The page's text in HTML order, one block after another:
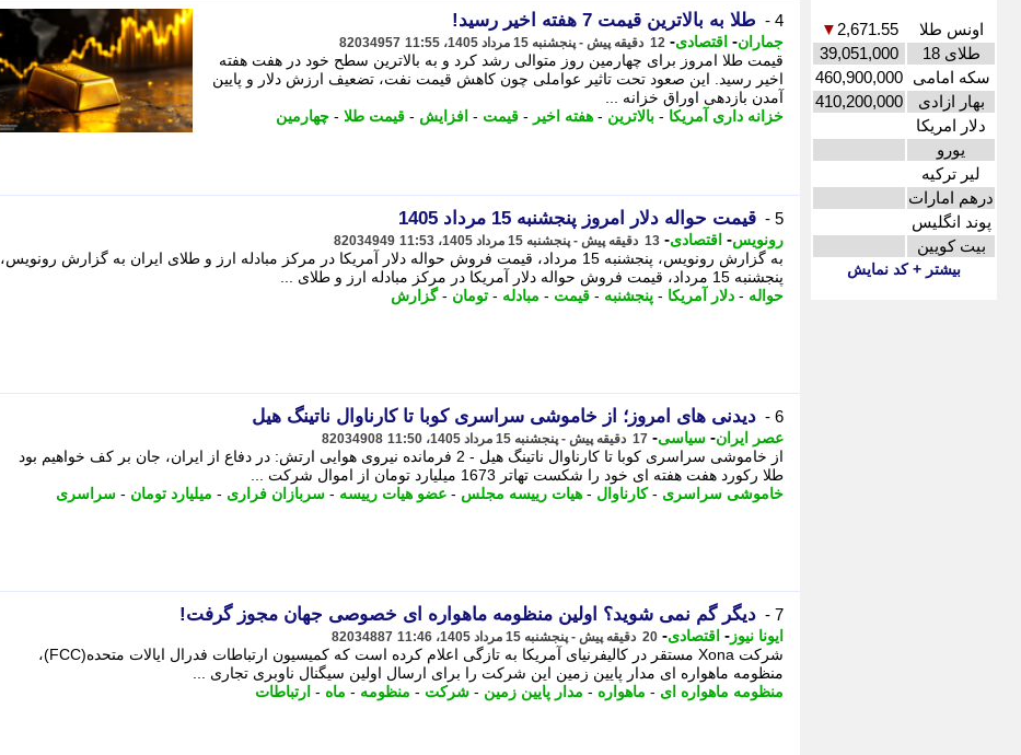
اونس طلا 2,671.55
▼
طلای 18
39,051,000
سکه امامی 460,900,000
بهار ازادی
410,200,000
دلار امریکا
یورو
لیر ترکیه
درهم امارات
پوند انگلیس
بیت کویین
بیشتر + کد نمایش
4 - طلا به بالاترین قیمت 7 هفته اخیر رسید!
جماران- اقتصادی- 12 دقیقه پیش - پنجشنبه 15 مرداد 1405، 11:55 82034957
قیمت طلا امروز برای چهارمین روز متوالی رشد کرد و به بالاترین سطح خود در هفت هفته
اخیر رسید. این صعود تحت تاثیر عواملی چون کاهش قیمت نفت، تضعیف ارزش دلار و پایین
آمدن بازدهی اوراق خزانه ...
خزانه داری آمریکا - بالاترین - هفته اخیر - قیمت - افزایش - قیمت طلا - چهارمین
5 - قیمت حواله دلار امروز پنجشنبه 15 مرداد 1405
رونویس- اقتصادی- 13 دقیقه پیش - پنجشنبه 15 مرداد 1405، 11:53 82034949
به گزارش رونویس، پنجشنبه 15 مرداد، قیمت فروش حواله دلار آمریکا در مرکز مبادله ارز و طلای ایران به گزارش رونویس،
پنجشنبه 15 مرداد، قیمت فروش حواله دلار آمریکا در مرکز مبادله ارز و طلای ...
حواله - دلار آمریکا - پنجشنبه - قیمت - مبادله - تومان -گزارش
6 - دیدنی های امروز؛ از خاموشی سراسری کوبا تا کارناوال ناتینگ هیل
عصر ایران- سیاسی- 17 دقیقه پیش - پنجشنبه 15 مرداد 1405، 11:50 82034908
از خاموشی سراسری کوبا تا کارناوال ناتینگ هیل - 2 فرمانده نیروی هوایی ارتش: در دفاع از ایران، جان بر کف خواهیم بود
طلا رکورد هفت هفته ای خود را شکست تهاتر 1673 میلیارد تومان از اموال شرکت ...
خاموشی سراسری -کارناوال - هیات رییسه مجلس - عضو هیات رییسه - سربازان فراری - میلیارد تومان - سراسری
7 - دیگر گم نمی شوید؟ اولین منظومه ماهواره ای خصوصی جهان مجوز گرفت!
ایونا نیوز - اقتصادی- 20 دقیقه پیش - پنجشنبه 15 مرداد 1405، 11:46 82034887
شرکت Xona مستقر در کالیفرنیای آمریکا به تازگی اعلام کرده است که کمیسیون ارتباطات فدرال ایالات متحده(FCC)،
منظومه ماهواره ای مدار پایین زمین این شرکت را برای ارسال اولین سیگنال ناوبری تجاری ...
منظومه ماهواره ای - ماهواره - مدار پایین زمین - شرکت - منظومه - ماه - ارتباطات